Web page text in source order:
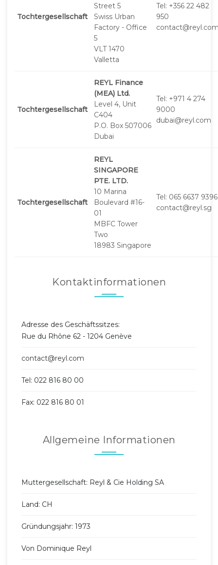
Tochtergesellschaft
Street 5
Swiss Urban
Factory - Office
5
VLT 1470
Valletta
Tel: +356 22 482
950
Tochtergesellschaft
REYL Finance
(MEA) Ltd.
Level 4, Unit
C404
P.O. Box 507006
Dubai
Tel: +971 4 274
9000
dubai@reyl.com
Tochtergesellschaft
REYL
SINGAPORE
PTE. LTD.
10 Marina
Boulevard #16-
01
MBFC Tower
Two
18983 Singapore
Tel: 065 6637 9396
contact@reyl.sg
Kontaktinformationen
Adresse des Geschäftssitzes:
Rue du Rhône 62 - 1204 Genève
contact@reyl.com
Tel: 022 816 80 00
Fax: 022 816 80 01
Allgemeine Informationen
Muttergesellschaft: Reyl & Cie Holding SA
Land: CH
Gründungsjahr: 1973
Von Dominique Reyl